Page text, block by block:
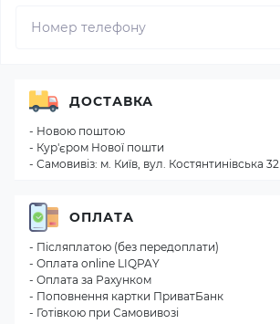
ДОСТАВКА
- Новою поштою
- Кур'єром Нової пошти
- Самовивіз: м. Київ, вул. Костянтинівська 32
ОПЛАТА
- Післяплатою (без передоплати)
- Оплата online LIQPAY
- Оплата за Рахунком
- Поповнення картки ПриватБанк
- Готівкою при Самовивозі